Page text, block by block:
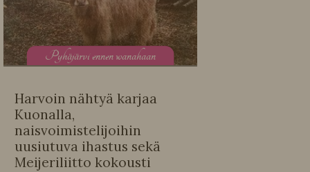
Pyhäjärvi ennen wanahaan
Harvoin nähtyä karjaa
Kuonalla,
naisvoimistelijoihin
uusiutuva ihastus sekä
Meijeriliitto kokousti